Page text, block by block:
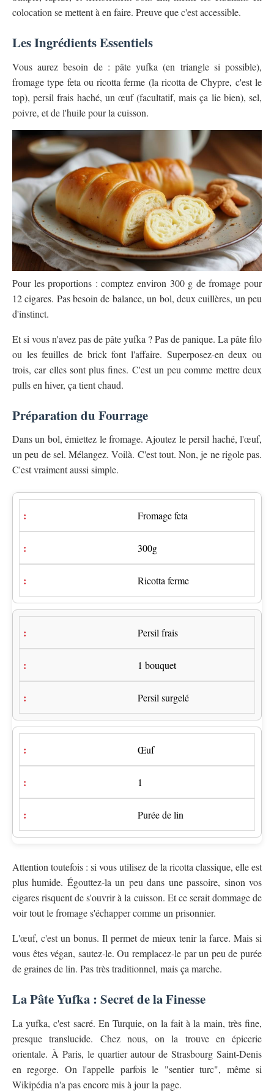
colocation se mettent à en faire. Preuve que c'est accessible.
Les Ingrédients Essentiels
Vous aurez besoin de : pâte yufka (en triangle si possible),
fromage type feta ou ricotta ferme (la ricotta de Chypre, c'est le
top), persil frais haché, un œuf (facultatif, mais ça lie bien), sel,
poivre, et de l'huile pour la cuisson.
Pour les proportions : comptez environ 300 g de fromage pour
12 cigares. Pas besoin de balance, un bol, deux cuillères, un peu
d'instinct.
Et si vous n'avez pas de pâte yufka ? Pas de panique. La pâte filo
ou les feuilles de brick font l'affaire. Superposez-en deux ou
trois, car elles sont plus fines. C'est un peu comme mettre deux
pulls en hiver, ça tient chaud.
Préparation du Fourrage
Dans un bol, émiettez le fromage. Ajoutez le persil haché, l'œuf,
un peu de sel. Mélangez. Voilà. C'est tout. Non, je ne rigole pas.
C'est vraiment aussi simple.
Fromage feta
300g
Ricotta ferme
Persil frais
1 bouquet
Persil surgelé
Œuf
1
Purée de lin
Attention toutefois : si vous utilisez de la ricotta classique, elle est
plus humide. Égouttez-la un peu dans une passoire, sinon vos
cigares risquent de s'ouvrir à la cuisson. Et ce serait dommage de
voir tout le fromage s'échapper comme un prisonnier.
L'œuf, c'est un bonus. Il permet de mieux tenir la farce. Mais si
vous êtes végan, sautez-le. Ou remplacez-le par un peu de purée
de graines de lin. Pas très traditionnel, mais ça marche.
La Pâte Yufka : Secret de la Finesse
La yufka, c'est sacré. En Turquie, on la fait à la main, très fine,
presque translucide. Chez nous, on la trouve en épicerie
orientale. À Paris, le quartier autour de Strasbourg Saint-Denis
en regorge. On l'appelle parfois le "sentier turc", même si
Wikipédia n'a pas encore mis à jour la page.